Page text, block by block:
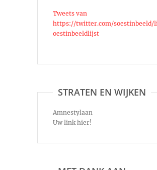
Tweets van
https://twitter.com/soestinbeeld/
oestinbeeldlijst
STRATEN EN WIJKEN
Amnestylaan
Uw link hier!